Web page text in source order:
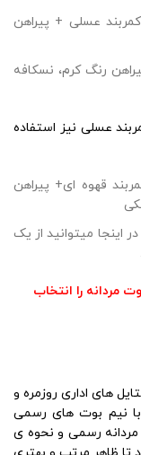
عسلی + پیراهن
رنگ کرم، نسکافه
عسلی نیز استفاده
قهوه ای+ پیراهن
میتوانید از یک
مردانه را انتخاب
های اداری روزمره و
با نیم بوت های رسمی
رسمی و نحوه ی